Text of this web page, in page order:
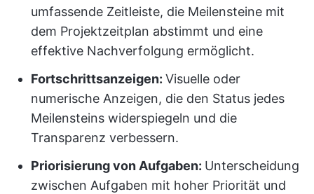
umfassende Zeitleiste, die Meilensteine mit
dem Projektzeitplan abstimmt und eine
effektive Nachverfolgung ermöglicht.
Fortschrittsanzeigen: Visuelle oder
numerische Anzeigen, die den Status jedes
Meilensteins widerspiegeln und die
Transparenz verbessern.
Priorisierung von Aufgaben: Unterscheidung
zwischen Aufgaben mit hoher Priorität und